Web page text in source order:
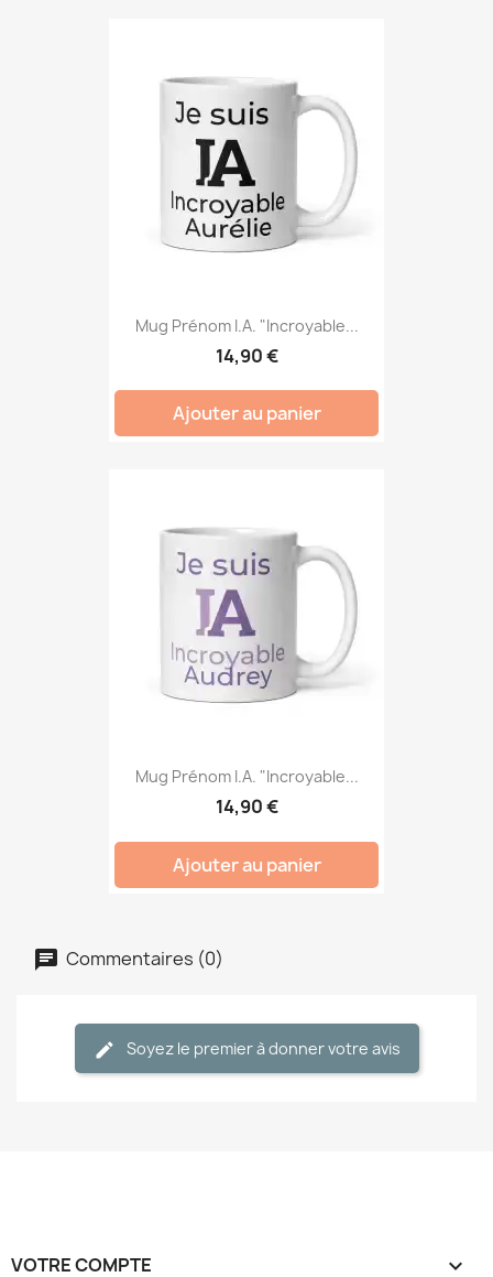
Mug Prénom I.A. "Incroyable...
14,90 €
Ajouter au panier
Mug Prénom I.A. "Incroyable...
14,90 €
Ajouter au panier
Commentaires (0)
Soyez le premier à donner votre avis
VOTRE COMPTE 